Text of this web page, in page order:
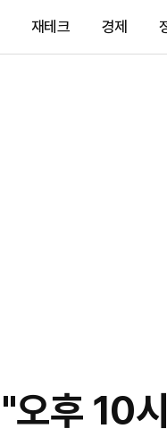
재테크 경제
후 10